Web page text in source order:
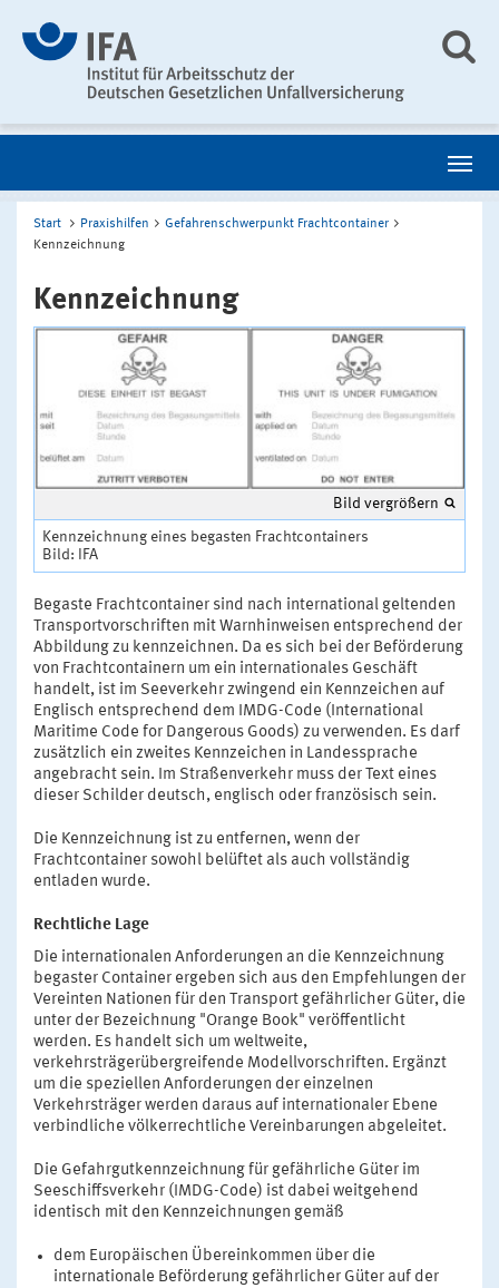
Start Praxishilfen
Gefahrenschwerpunkt Frachtcontainer
Kennzeichnung
Kennzeichnung
Bild vergrößern
Kennzeichnung eines begasten Frachtcontainers
Bild: IFA
Begaste Frachtcontainer sind nach international geltenden
Transportvorschriften mit Warnhinweisen entsprechend der
Abbildung zu kennzeichnen. Da es sich bei der Beförderung
von Frachtcontainern um ein internationales Geschäft
handelt, ist im Seeverkehr zwingend ein Kennzeichen auf
Englisch entsprechend dem IMDG-Code (International
Maritime Code for Dangerous Goods) zu verwenden. Es darf
zusätzlich ein zweites Kennzeichen in Landessprache
angebracht sein. Im Straßenverkehr muss der Text eines
dieser Schilder deutsch, englisch oder französisch sein.
Die Kennzeichnung ist zu entfernen, wenn der
Frachtcontainer sowohl belüftet als auch vollständig
entladen wurde.
Rechtliche Lage
Die internationalen Anforderungen an die Kennzeichnung
begaster Container ergeben sich aus den Empfehlungen der
Vereinten Nationen für den Transport gefährlicher Güter, die
unter der Bezeichnung "Orange Book" veröffentlicht
werden. Es handelt sich um weltweite,
verkehrsträgerübergreifende Modellvorschriften. Ergänzt
um die speziellen Anforderungen der einzelnen
Verkehrsträger werden daraus auf internationaler Ebene
verbindliche völkerrechtliche Vereinbarungen abgeleitet.
Die Gefahrgutkennzeichnung für gefährliche Güter im
Seeschiffsverkehr (IMDG-Code) ist dabei weitgehend
identisch mit den Kennzeichnungen gemäß
dem Europäischen Übereinkommen über die
internationale Beförderung gefährlicher Güter auf der